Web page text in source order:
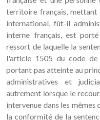
territoire français, mettant
international, fût-il
interne français, est
ressort de laquelle la
l'article 1505 du code
portant pas atteinte au
administratives et
autrement lorsque le
intervenue dans les
la conformité de la